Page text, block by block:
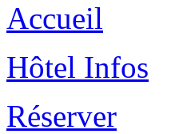
Accueil
Hôtel Infos
Réserver